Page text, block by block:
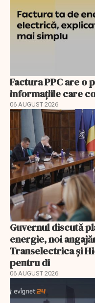
Factura PPC are o
informațiile care
06 AUGUST 2026
Guvernul discută
energie, noi
Transelectrica și
pentru di
06 AUGUST 2026